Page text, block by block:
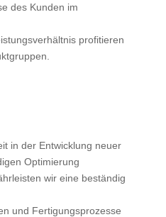
des Kunden im
profitieren
in der Entwicklung neuer
Optimierung
wir eine beständig
und Fertigungsprozesse